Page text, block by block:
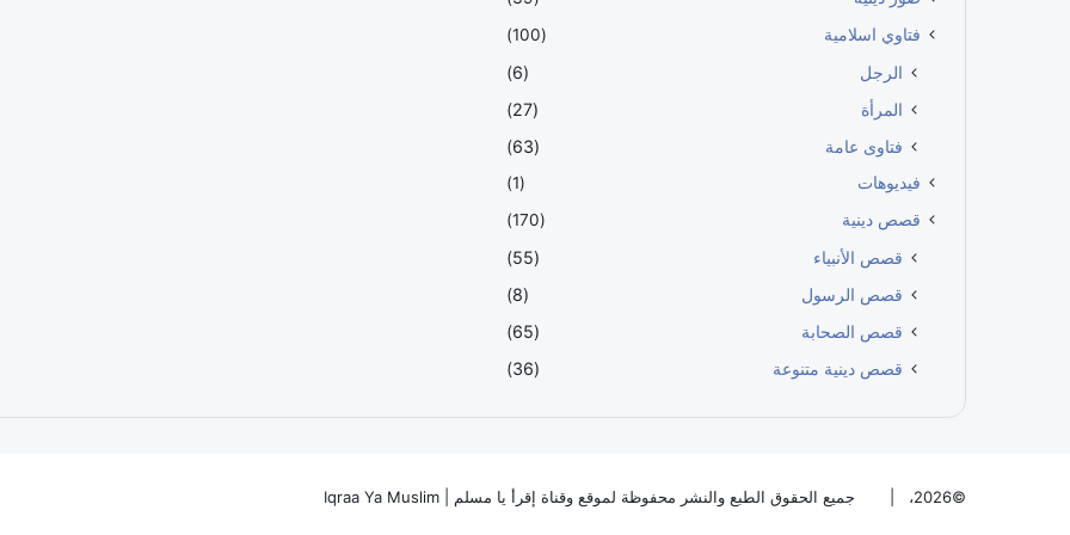
فتاوي اسلامية
(100)
الرجل
(6)
المرأة
(27)
فتاوى عامة
(63)
فيديوهات
(1)
قصص دينية
(170)
قصص الأنبياء
(55)
قصص الرسول
(8)
قصص الصحابة
(65)
قصص دينية متنوعة
(36)
©2026، | جميع الحقوق الطبع والنشر محفوظة لموقع وقناة إقرأ يا مسلم | Iqraa Ya Muslim